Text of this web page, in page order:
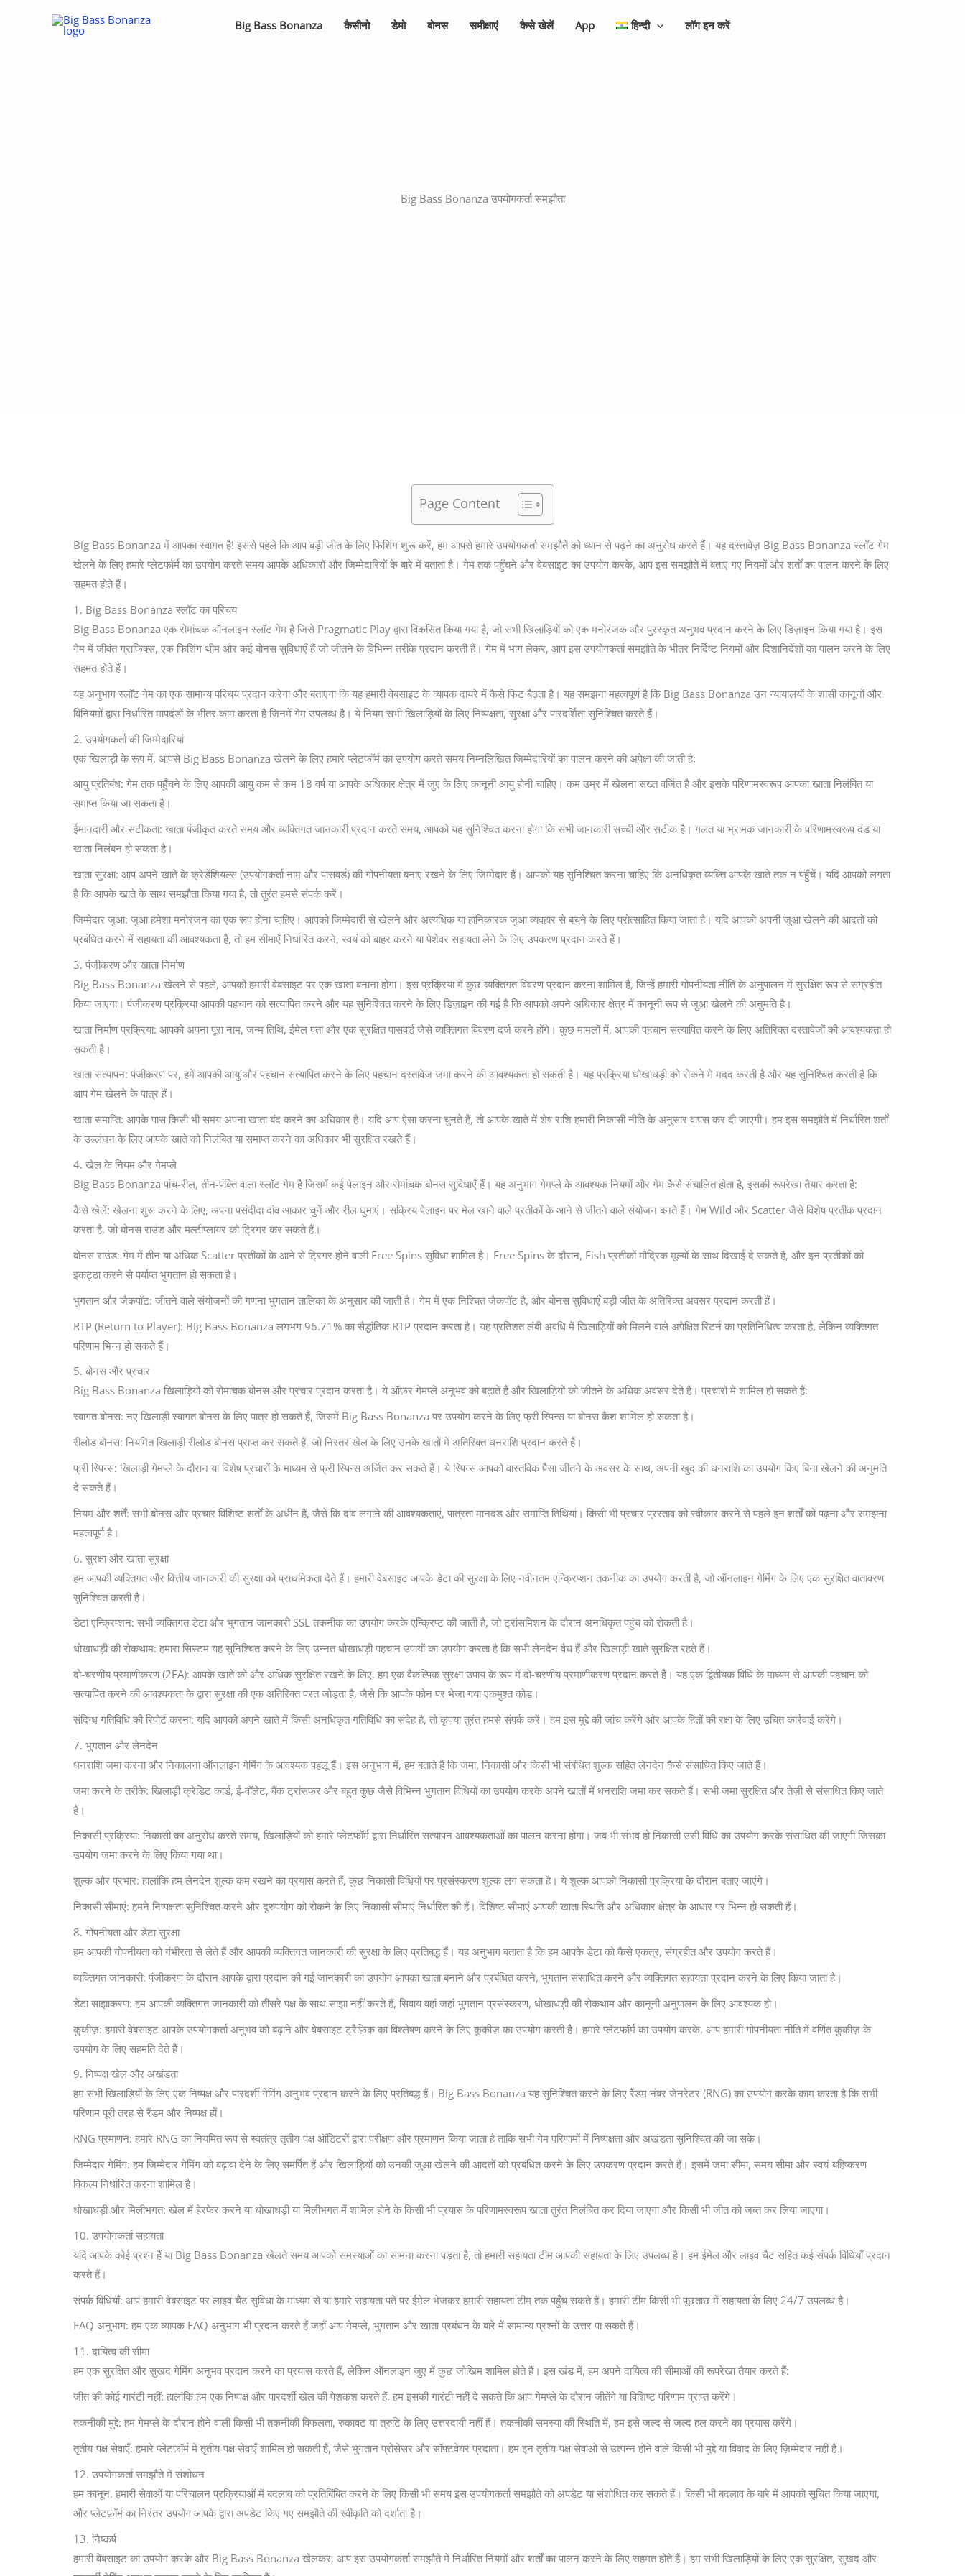
Big Bass Bonanza कैसीनो डेमो बोनस समीक्षाएं कैसे खेलें App हिन्दी लॉग इन करें
Big Bass Bonanza उपयोगकर्ता समझौता
Page Content
Big Bass Bonanza में आपका स्वागत है! इससे पहले कि आप बड़ी जीत के लिए फिशिंग शुरू करें, हम आपसे हमारे उपयोगकर्ता समझौते को ध्यान से पढ़ने का अनुरोध करते हैं। यह दस्तावेज़ Big Bass Bonanza स्लॉट गेम
खेलने के लिए हमारे प्लेटफॉर्म का उपयोग करते समय आपके अधिकारों और जिम्मेदारियों के बारे में बताता है। गेम तक पहुँचने और वेबसाइट का उपयोग करके, आप इस समझौते में बताए गए नियमों और शर्तों का पालन करने के लिए
सहमत होते हैं।
1. Big Bass Bonanza स्लॉट का परिचय
Big Bass Bonanza एक रोमांचक ऑनलाइन स्लॉट गेम है जिसे Pragmatic Play द्वारा विकसित किया गया है, जो सभी खिलाड़ियों को एक मनोरंजक और पुरस्कृत अनुभव प्रदान करने के लिए डिज़ाइन किया गया है। इस
गेम में जीवंत ग्राफिक्स, एक फिशिंग थीम और कई बोनस सुविधाएँ हैं जो जीतने के विभिन्न तरीके प्रदान करती हैं। गेम में भाग लेकर, आप इस उपयोगकर्ता समझौते के भीतर निर्दिष्ट नियमों और दिशानिर्देशों का पालन करने के लिए
सहमत होते हैं।
यह अनुभाग स्लॉट गेम का एक सामान्य परिचय प्रदान करेगा और बताएगा कि यह हमारी वेबसाइट के व्यापक दायरे में कैसे फिट बैठता है। यह समझना महत्वपूर्ण है कि Big Bass Bonanza उन न्यायालयों के शासी कानूनों और
विनियमों द्वारा निर्धारित मापदंडों के भीतर काम करता है जिनमें गेम उपलब्ध है। ये नियम सभी खिलाड़ियों के लिए निष्पक्षता, सुरक्षा और पारदर्शिता सुनिश्चित करते हैं।
2. उपयोगकर्ता की जिम्मेदारियां
एक खिलाड़ी के रूप में, आपसे Big Bass Bonanza खेलने के लिए हमारे प्लेटफॉर्म का उपयोग करते समय निम्नलिखित जिम्मेदारियों का पालन करने की अपेक्षा की जाती है:
आयु प्रतिबंध: गेम तक पहुँचने के लिए आपकी आयु कम से कम 18 वर्ष या आपके अधिकार क्षेत्र में जुए के लिए कानूनी आयु होनी चाहिए। कम उम्र में खेलना सख्त वर्जित है और इसके परिणामस्वरूप आपका खाता निलंबित या
समाप्त किया जा सकता है।
ईमानदारी और सटीकता: खाता पंजीकृत करते समय और व्यक्तिगत जानकारी प्रदान करते समय, आपको यह सुनिश्चित करना होगा कि सभी जानकारी सच्ची और सटीक है। गलत या भ्रामक जानकारी के परिणामस्वरूप दंड या
खाता निलंबन हो सकता है।
खाता सुरक्षा: आप अपने खाते के क्रेडेंशियल्स (उपयोगकर्ता नाम और पासवर्ड) की गोपनीयता बनाए रखने के लिए जिम्मेदार हैं। आपको यह सुनिश्चित करना चाहिए कि अनधिकृत व्यक्ति आपके खाते तक न पहुँचें। यदि आपको लगता
है कि आपके खाते के साथ समझौता किया गया है, तो तुरंत हमसे संपर्क करें।
जिम्मेदार जुआ: जुआ हमेशा मनोरंजन का एक रूप होना चाहिए। आपको जिम्मेदारी से खेलने और अत्यधिक या हानिकारक जुआ व्यवहार से बचने के लिए प्रोत्साहित किया जाता है। यदि आपको अपनी जुआ खेलने की आदतों को
प्रबंधित करने में सहायता की आवश्यकता है, तो हम सीमाएँ निर्धारित करने, स्वयं को बाहर करने या पेशेवर सहायता लेने के लिए उपकरण प्रदान करते हैं।
3. पंजीकरण और खाता निर्माण
Big Bass Bonanza खेलने से पहले, आपको हमारी वेबसाइट पर एक खाता बनाना होगा। इस प्रक्रिया में कुछ व्यक्तिगत विवरण प्रदान करना शामिल है, जिन्हें हमारी गोपनीयता नीति के अनुपालन में सुरक्षित रूप से संग्रहीत
किया जाएगा। पंजीकरण प्रक्रिया आपकी पहचान को सत्यापित करने और यह सुनिश्चित करने के लिए डिज़ाइन की गई है कि आपको अपने अधिकार क्षेत्र में कानूनी रूप से जुआ खेलने की अनुमति है।
खाता निर्माण प्रक्रिया: आपको अपना पूरा नाम, जन्म तिथि, ईमेल पता और एक सुरक्षित पासवर्ड जैसे व्यक्तिगत विवरण दर्ज करने होंगे। कुछ मामलों में, आपकी पहचान सत्यापित करने के लिए अतिरिक्त दस्तावेजों की आवश्यकता हो
सकती है।
खाता सत्यापन: पंजीकरण पर, हमें आपकी आयु और पहचान सत्यापित करने के लिए पहचान दस्तावेज जमा करने की आवश्यकता हो सकती है। यह प्रक्रिया धोखाधड़ी को रोकने में मदद करती है और यह सुनिश्चित करती है कि
आप गेम खेलने के पात्र हैं।
खाता समाप्ति: आपके पास किसी भी समय अपना खाता बंद करने का अधिकार है। यदि आप ऐसा करना चुनते हैं, तो आपके खाते में शेष राशि हमारी निकासी नीति के अनुसार वापस कर दी जाएगी। हम इस समझौते में निर्धारित शर्तों
के उल्लंघन के लिए आपके खाते को निलंबित या समाप्त करने का अधिकार भी सुरक्षित रखते हैं।
4. खेल के नियम और गेमप्ले
Big Bass Bonanza पांच-रील, तीन-पंक्ति वाला स्लॉट गेम है जिसमें कई पेलाइन और रोमांचक बोनस सुविधाएँ हैं। यह अनुभाग गेमप्ले के आवश्यक नियमों और गेम कैसे संचालित होता है, इसकी रूपरेखा तैयार करता है:
कैसे खेलें: खेलना शुरू करने के लिए, अपना पसंदीदा दांव आकार चुनें और रील घुमाएं। सक्रिय पेलाइन पर मेल खाने वाले प्रतीकों के आने से जीतने वाले संयोजन बनते हैं। गेम Wild और Scatter जैसे विशेष प्रतीक प्रदान
करता है, जो बोनस राउंड और मल्टीप्लायर को ट्रिगर कर सकते हैं।
बोनस राउंड: गेम में तीन या अधिक Scatter प्रतीकों के आने से ट्रिगर होने वाली Free Spins सुविधा शामिल है। Free Spins के दौरान, Fish प्रतीकों मौद्रिक मूल्यों के साथ दिखाई दे सकते हैं, और इन प्रतीकों को
इकट्ठा करने से पर्याप्त भुगतान हो सकता है।
भुगतान और जैकपॉट: जीतने वाले संयोजनों की गणना भुगतान तालिका के अनुसार की जाती है। गेम में एक निश्चित जैकपॉट है, और बोनस सुविधाएँ बड़ी जीत के अतिरिक्त अवसर प्रदान करती हैं।
RTP (Return to Player): Big Bass Bonanza लगभग 96.71% का सैद्धांतिक RTP प्रदान करता है। यह प्रतिशत लंबी अवधि में खिलाड़ियों को मिलने वाले अपेक्षित रिटर्न का प्रतिनिधित्व करता है, लेकिन व्यक्तिगत
परिणाम भिन्न हो सकते हैं।
5. बोनस और प्रचार
Big Bass Bonanza खिलाड़ियों को रोमांचक बोनस और प्रचार प्रदान करता है। ये ऑफ़र गेमप्ले अनुभव को बढ़ाते हैं और खिलाड़ियों को जीतने के अधिक अवसर देते हैं। प्रचारों में शामिल हो सकते हैं:
स्वागत बोनस: नए खिलाड़ी स्वागत बोनस के लिए पात्र हो सकते हैं, जिसमें Big Bass Bonanza पर उपयोग करने के लिए फ्री स्पिन्स या बोनस कैश शामिल हो सकता है।
रीलोड बोनस: नियमित खिलाड़ी रीलोड बोनस प्राप्त कर सकते हैं, जो निरंतर खेल के लिए उनके खातों में अतिरिक्त धनराशि प्रदान करते हैं।
फ्री स्पिन्स: खिलाड़ी गेमप्ले के दौरान या विशेष प्रचारों के माध्यम से फ्री स्पिन्स अर्जित कर सकते हैं। ये स्पिन्स आपको वास्तविक पैसा जीतने के अवसर के साथ, अपनी खुद की धनराशि का उपयोग किए बिना खेलने की अनुमति
दे सकते हैं।
नियम और शर्तें: सभी बोनस और प्रचार विशिष्ट शर्तों के अधीन हैं, जैसे कि दांव लगाने की आवश्यकताएं, पात्रता मानदंड और समाप्ति तिथियां। किसी भी प्रचार प्रस्ताव को स्वीकार करने से पहले इन शर्तों को पढ़ना और समझना
महत्वपूर्ण है।
6. सुरक्षा और खाता सुरक्षा
हम आपकी व्यक्तिगत और वित्तीय जानकारी की सुरक्षा को प्राथमिकता देते हैं। हमारी वेबसाइट आपके डेटा की सुरक्षा के लिए नवीनतम एन्क्रिप्शन तकनीक का उपयोग करती है, जो ऑनलाइन गेमिंग के लिए एक सुरक्षित वातावरण
सुनिश्चित करती है।
डेटा एन्क्रिप्शन: सभी व्यक्तिगत डेटा और भुगतान जानकारी SSL तकनीक का उपयोग करके एन्क्रिप्ट की जाती है, जो ट्रांसमिशन के दौरान अनधिकृत पहुंच को रोकती है।
धोखाधड़ी की रोकथाम: हमारा सिस्टम यह सुनिश्चित करने के लिए उन्नत धोखाधड़ी पहचान उपायों का उपयोग करता है कि सभी लेनदेन वैध हैं और खिलाड़ी खाते सुरक्षित रहते हैं।
दो-चरणीय प्रमाणीकरण (2FA): आपके खाते को और अधिक सुरक्षित रखने के लिए, हम एक वैकल्पिक सुरक्षा उपाय के रूप में दो-चरणीय प्रमाणीकरण प्रदान करते हैं। यह एक द्वितीयक विधि के माध्यम से आपकी पहचान को
सत्यापित करने की आवश्यकता के द्वारा सुरक्षा की एक अतिरिक्त परत जोड़ता है, जैसे कि आपके फोन पर भेजा गया एकमुश्त कोड।
संदिग्ध गतिविधि की रिपोर्ट करना: यदि आपको अपने खाते में किसी अनधिकृत गतिविधि का संदेह है, तो कृपया तुरंत हमसे संपर्क करें। हम इस मुद्दे की जांच करेंगे और आपके हितों की रक्षा के लिए उचित कार्रवाई करेंगे।
7. भुगतान और लेनदेन
धनराशि जमा करना और निकालना ऑनलाइन गेमिंग के आवश्यक पहलू हैं। इस अनुभाग में, हम बताते हैं कि जमा, निकासी और किसी भी संबंधित शुल्क सहित लेनदेन कैसे संसाधित किए जाते हैं।
जमा करने के तरीके: खिलाड़ी क्रेडिट कार्ड, ई-वॉलेट, बैंक ट्रांसफर और बहुत कुछ जैसे विभिन्न भुगतान विधियों का उपयोग करके अपने खातों में धनराशि जमा कर सकते हैं। सभी जमा सुरक्षित और तेज़ी से संसाधित किए जाते
हैं।
निकासी प्रक्रिया: निकासी का अनुरोध करते समय, खिलाड़ियों को हमारे प्लेटफॉर्म द्वारा निर्धारित सत्यापन आवश्यकताओं का पालन करना होगा। जब भी संभव हो निकासी उसी विधि का उपयोग करके संसाधित की जाएगी जिसका
उपयोग जमा करने के लिए किया गया था।
शुल्क और प्रभार: हालांकि हम लेनदेन शुल्क कम रखने का प्रयास करते हैं, कुछ निकासी विधियों पर प्रसंस्करण शुल्क लग सकता है। ये शुल्क आपको निकासी प्रक्रिया के दौरान बताए जाएंगे।
निकासी सीमाएं: हमने निष्पक्षता सुनिश्चित करने और दुरुपयोग को रोकने के लिए निकासी सीमाएं निर्धारित की हैं। विशिष्ट सीमाएं आपकी खाता स्थिति और अधिकार क्षेत्र के आधार पर भिन्न हो सकती हैं।
8. गोपनीयता और डेटा सुरक्षा
हम आपकी गोपनीयता को गंभीरता से लेते हैं और आपकी व्यक्तिगत जानकारी की सुरक्षा के लिए प्रतिबद्ध हैं। यह अनुभाग बताता है कि हम आपके डेटा को कैसे एकत्र, संग्रहीत और उपयोग करते हैं।
व्यक्तिगत जानकारी: पंजीकरण के दौरान आपके द्वारा प्रदान की गई जानकारी का उपयोग आपका खाता बनाने और प्रबंधित करने, भुगतान संसाधित करने और व्यक्तिगत सहायता प्रदान करने के लिए किया जाता है।
डेटा साझाकरण: हम आपकी व्यक्तिगत जानकारी को तीसरे पक्ष के साथ साझा नहीं करते हैं, सिवाय वहां जहां भुगतान प्रसंस्करण, धोखाधड़ी की रोकथाम और कानूनी अनुपालन के लिए आवश्यक हो।
कुकीज़: हमारी वेबसाइट आपके उपयोगकर्ता अनुभव को बढ़ाने और वेबसाइट ट्रैफ़िक का विश्लेषण करने के लिए कुकीज़ का उपयोग करती है। हमारे प्लेटफॉर्म का उपयोग करके, आप हमारी गोपनीयता नीति में वर्णित कुकीज़ के
उपयोग के लिए सहमति देते हैं।
9. निष्पक्ष खेल और अखंडता
हम सभी खिलाड़ियों के लिए एक निष्पक्ष और पारदर्शी गेमिंग अनुभव प्रदान करने के लिए प्रतिबद्ध हैं। Big Bass Bonanza यह सुनिश्चित करने के लिए रैंडम नंबर जेनरेटर (RNG) का उपयोग करके काम करता है कि सभी
परिणाम पूरी तरह से रैंडम और निष्पक्ष हों।
RNG प्रमाणन: हमारे RNG का नियमित रूप से स्वतंत्र तृतीय-पक्ष ऑडिटरों द्वारा परीक्षण और प्रमाणन किया जाता है ताकि सभी गेम परिणामों में निष्पक्षता और अखंडता सुनिश्चित की जा सके।
जिम्मेदार गेमिंग: हम जिम्मेदार गेमिंग को बढ़ावा देने के लिए समर्पित हैं और खिलाड़ियों को उनकी जुआ खेलने की आदतों को प्रबंधित करने के लिए उपकरण प्रदान करते हैं। इसमें जमा सीमा, समय सीमा और स्वयं-बहिष्करण
विकल्प निर्धारित करना शामिल है।
धोखाधड़ी और मिलीभगत: खेल में हेरफेर करने या धोखाधड़ी या मिलीभगत में शामिल होने के किसी भी प्रयास के परिणामस्वरूप खाता तुरंत निलंबित कर दिया जाएगा और किसी भी जीत को जब्त कर लिया जाएगा।
10. उपयोगकर्ता सहायता
यदि आपके कोई प्रश्न हैं या Big Bass Bonanza खेलते समय आपको समस्याओं का सामना करना पड़ता है, तो हमारी सहायता टीम आपकी सहायता के लिए उपलब्ध है। हम ईमेल और लाइव चैट सहित कई संपर्क विधियाँ प्रदान
करते हैं।
संपर्क विधियाँ: आप हमारी वेबसाइट पर लाइव चैट सुविधा के माध्यम से या हमारे सहायता पते पर ईमेल भेजकर हमारी सहायता टीम तक पहुँच सकते हैं। हमारी टीम किसी भी पूछताछ में सहायता के लिए 24/7 उपलब्ध है।
FAQ अनुभाग: हम एक व्यापक FAQ अनुभाग भी प्रदान करते हैं जहाँ आप गेमप्ले, भुगतान और खाता प्रबंधन के बारे में सामान्य प्रश्नों के उत्तर पा सकते हैं।
11. दायित्व की सीमा
हम एक सुरक्षित और सुखद गेमिंग अनुभव प्रदान करने का प्रयास करते हैं, लेकिन ऑनलाइन जुए में कुछ जोखिम शामिल होते हैं। इस खंड में, हम अपने दायित्व की सीमाओं की रूपरेखा तैयार करते हैं:
जीत की कोई गारंटी नहीं: हालांकि हम एक निष्पक्ष और पारदर्शी खेल की पेशकश करते हैं, हम इसकी गारंटी नहीं दे सकते कि आप गेमप्ले के दौरान जीतेंगे या विशिष्ट परिणाम प्राप्त करेंगे।
तकनीकी मुद्दे: हम गेमप्ले के दौरान होने वाली किसी भी तकनीकी विफलता, रुकावट या त्रुटि के लिए उत्तरदायी नहीं हैं। तकनीकी समस्या की स्थिति में, हम इसे जल्द से जल्द हल करने का प्रयास करेंगे।
तृतीय-पक्ष सेवाएँ: हमारे प्लेटफ़ॉर्म में तृतीय-पक्ष सेवाएँ शामिल हो सकती हैं, जैसे भुगतान प्रोसेसर और सॉफ़्टवेयर प्रदाता। हम इन तृतीय-पक्ष सेवाओं से उत्पन्न होने वाले किसी भी मुद्दे या विवाद के लिए ज़िम्मेदार नहीं हैं।
12. उपयोगकर्ता समझौते में संशोधन
हम कानून, हमारी सेवाओं या परिचालन प्रक्रियाओं में बदलाव को प्रतिबिंबित करने के लिए किसी भी समय इस उपयोगकर्ता समझौते को अपडेट या संशोधित कर सकते हैं। किसी भी बदलाव के बारे में आपको सूचित किया जाएगा,
और प्लेटफ़ॉर्म का निरंतर उपयोग आपके द्वारा अपडेट किए गए समझौते की स्वीकृति को दर्शाता है।
13. निष्कर्ष
हमारी वेबसाइट का उपयोग करके और Big Bass Bonanza खेलकर, आप इस उपयोगकर्ता समझौते में निर्धारित नियमों और शर्तों का पालन करने के लिए सहमत होते हैं। हम सभी खिलाड़ियों के लिए एक सुरक्षित, सुखद और